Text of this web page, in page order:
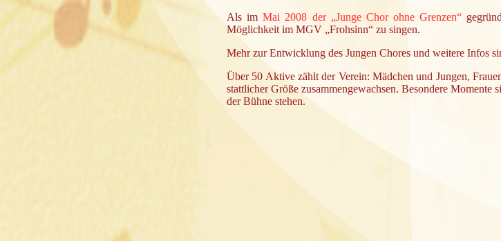
Als imMai 2008 der „Junge Chor ohne Grenzen“
Möglichkeit im MGV „Frohsinn“ zu singen.
Mehr zur Entwicklung des Jungen Chores und weitere Infos
Über 50 Aktive zählt der Verein: Mädchen und Jungen,
stattlicher Größe zusammengewachsen. Besondere Momente
der Bühne stehen.